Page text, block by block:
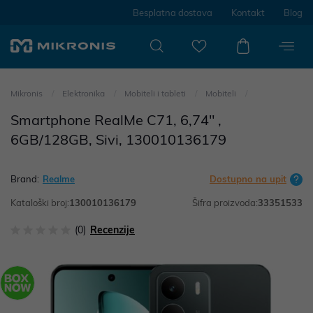
Besplatna dostava Kontakt Blog
Mikronis Elektronika Mobiteli i tableti Mobiteli
Smartphone RealMe C71, 6,74" ,
6GB/128GB, Sivi, 130010136179
Brand: Realme Dostupno na upit
Kataloški broj:130010136179 Šifra proizvoda:33351533
(0) Recenzije